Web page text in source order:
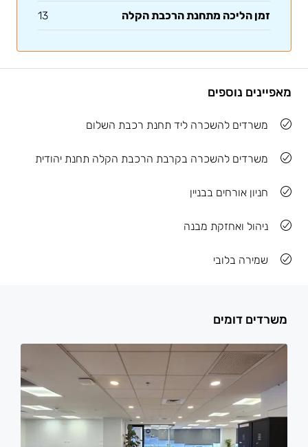
זמן הליכה מתחנת הרכבת הקלה 13
מאפיינים נוספים
משרדים להשכרה ליד תחנת רכבת השלום
משרדים להשכרה בקרבת הרכבת הקלה תחנת יהודית
חניון אורחים בבניין
ניהול ואחזקת מבנה
שמירה בלובי
משרדים דומים